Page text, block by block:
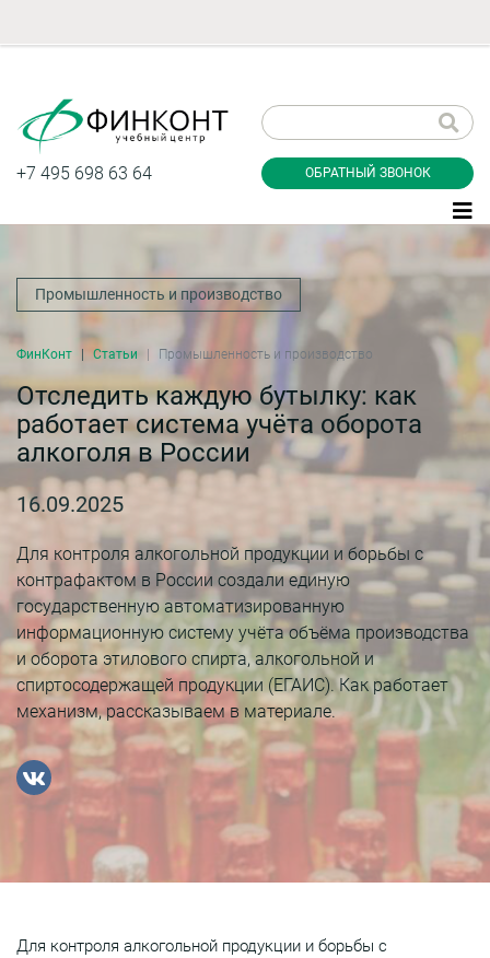
+7 495 698 63 64 ОБРАТНЫЙ ЗВОНОК
Промышленность и производство
ФинКонт Статьи Промышленность и производство
Отследить каждую бутылку: как
работает система учёта оборота
алкоголя в России
16.09.2025
Для контроля алкогольной продукции и борьбы с
контрафактом в России создали единую
государственную автоматизированную
информационную систему учёта объёма производства
и оборота этилового спирта, алкогольной и
спиртосодержащей продукции (ЕГАИС). Как работает
механизм, рассказываем в материале.
Для контроля алкогольной продукции и борьбы с
звонок
Даю согласие на обработку персональных
политикой
конфиденциальности
Заказать